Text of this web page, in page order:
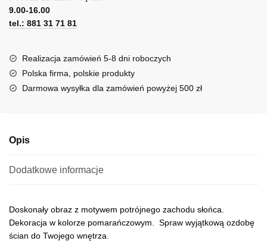
9.00-16.00
tel.: 881 31 71 81
Realizacja zamówień 5-8 dni roboczych
Polska firma, polskie produkty
Darmowa wysyłka dla zamówień powyżej 500 zł
Opis
Dodatkowe informacje
Doskonały obraz z motywem potrójnego zachodu słońca.
Dekoracja w kolorze pomarańczowym. Spraw wyjątkową ozdobę
ścian do Twojego wnętrza.